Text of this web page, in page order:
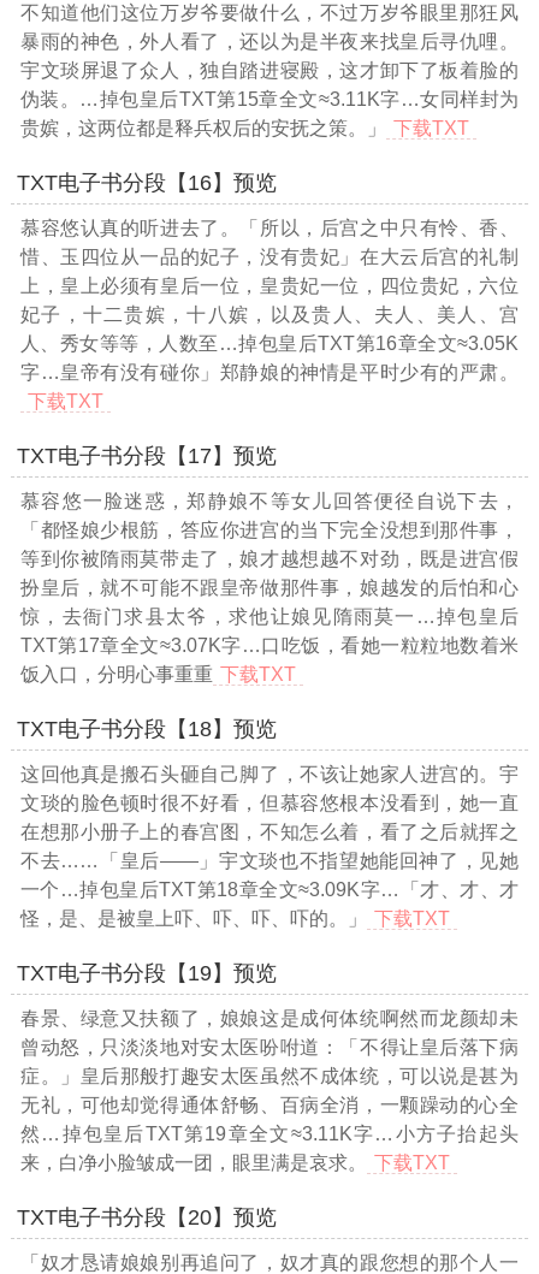
不知道他们这位万岁爷要做什么，不过万岁爷眼里那狂风
暴雨的神色，外人看了，还以为是半夜来找皇后寻仇哩。
宇文琰屏退了众人，独自踏进寝殿，这才卸下了板着脸的
伪装。 …掉包皇后TXT第15章全文≈3.11K字…女同样封为
贵嫔，这两位都是释兵权后的安抚之策。」
下载TXT
TXT电子书分段【16】预览
慕容悠认真的听进去了。「所以，后宫之中只有怜、香、
惜、玉四位从一品的妃子，没有贵妃」在大云后宫的礼制
上，皇上必须有皇后一位，皇贵妃一位，四位贵妃，六位
妃子，十二贵嫔，十八嫔，以及贵人、夫人、美人、宫
人、秀女等等，人数至 …掉包皇后TXT第16章全文≈3.05K
字…皇帝有没有碰你」郑静娘的神情是平时少有的严肃。
下载TXT
TXT电子书分段【17】预览
慕容悠一脸迷惑，郑静娘不等女儿回答便径自说下去，
「都怪娘少根筋，答应你进宫的当下完全没想到那件事，
等到你被隋雨莫带走了，娘才越想越不对劲，既是进宫假
扮皇后，就不可能不跟皇帝做那件事，娘越发的后怕和心
惊，去衙门求县太爷，求他让娘见隋雨莫一 …掉包皇后
TXT第17章全文≈3.07K字…口吃饭，看她一粒粒地数着米
饭入口，分明心事重重 下载TXT
TXT电子书分段【18】预览
这回他真是搬石头砸自己脚了，不该让她家人进宫的。宇
文琰的脸色顿时很不好看，但慕容悠根本没看到，她一直
在想那小册子上的春宫图，不知怎么着，看了之后就挥之
不去……「皇后——」宇文琰也不指望她能回神了，见她
一个 …掉包皇后TXT第18章全文≈3.09K字…
「才、才、才
怪，是、是被皇上吓、吓、吓、吓的。」
下载TXT
TXT电子书分段【19】预览
春景、绿意又扶额了，娘娘这是成何体统啊然而龙颜却未
曾动怒，只淡淡地对安太医吩咐道：「不得让皇后落下病
症。」皇后那般打趣安太医虽然不成体统，可以说是甚为
无礼，可他却觉得通体舒畅、百病全消，一颗躁动的心全
然 …掉包皇后TXT第19章全文≈3.11K字… 小方子抬起头
来，白净小脸皱成一团，眼里满是哀求。
下载TXT
TXT电子书分段【20】预览
「奴才恳请娘娘别再追问了，奴才真的跟您想的那个人一